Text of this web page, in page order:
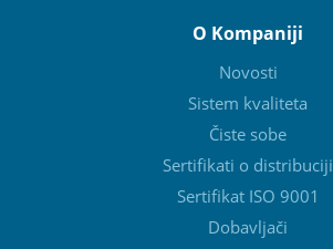
O Kompaniji
Novosti
Sistem kvaliteta
Čiste sobe
Sertifikati o distribuciji
Sertifikat ISO 9001
Dobavljači